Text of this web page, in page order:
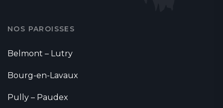
NOS PAROISSES
Belmont – Lutry
Bourg-en-Lavaux
Pully – Paudex